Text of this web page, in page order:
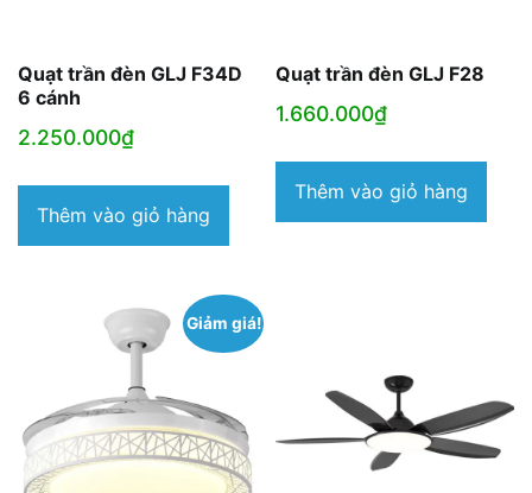
Quạt trần đèn GLJ F34D
6 cánh
2.250.000₫
Thêm vào giỏ hàng
Quạt trần đèn GLJ F28
1.660.000₫
Thêm vào giỏ hàng
Giảm giá!